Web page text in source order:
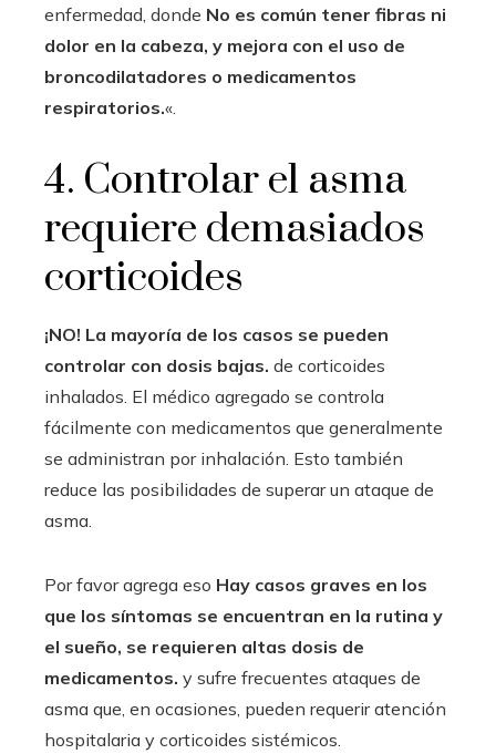
enfermedad, donde No es común tener fibras ni
dolor en la cabeza, y mejora con el uso de
broncodilatadores o medicamentos
respiratorios.«.
4. Controlar el asma
requiere demasiados
corticoides
¡NO! La mayoría de los casos se pueden
controlar con dosis bajas. de corticoides
inhalados. El médico agregado se controla
fácilmente con medicamentos que generalmente
se administran por inhalación. Esto también
reduce las posibilidades de superar un ataque de
asma.
Por favor agrega eso Hay casos graves en los
que los síntomas se encuentran en la rutina y
el sueño, se requieren altas dosis de
medicamentos. y sufre frecuentes ataques de
asma que, en ocasiones, pueden requerir atención
hospitalaria y corticoides sistémicos.